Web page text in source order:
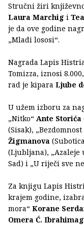
Stručni žiri
Laura Marchig i
je da ove godine
„Mladi lososi“.
Nagrada Lapis
Tomizza, iznosi
rad je kipara Ljube
U užem izboru za
„Nitko“ Ante Storića
(Sisak),
Žigmanova
(Ljubljana), „Azaleje
Sad) i „U riječi sve
Za knjigu Lapis
krajem godine,
mora“ Korane
Omera Ć.